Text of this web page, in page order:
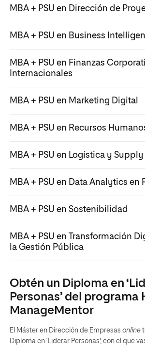
MBA + PSU en Dirección de
MBA + PSU en Business
MBA + PSU en Finanzas
Internacionales
MBA + PSU en Marketing Digital
MBA + PSU en Recursos
MBA + PSU en Logística y
MBA + PSU en Data Analytics en
MBA + PSU en Sostenibilidad
MBA + PSU en Transformación
la Gestión Pública
Obtén un Diploma en
Personas’ del programa
ManageMentor
El Máster en Dirección de Empresas online
Diploma en ‘Liderar Personas’, con el que